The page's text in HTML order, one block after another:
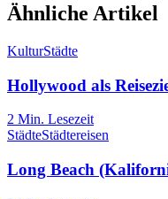
Ähnliche Artikel
KulturStädte
Hollywood als
2 Min. Lesezeit
StädteStädtereisen
Long Beach